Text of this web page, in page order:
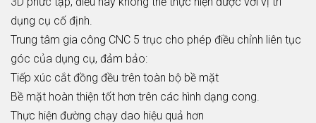
dụng cụ cố định.
Trung tâm gia công CNC 5 trục cho phép điều chỉnh liên tục
góc của dụng cụ, đảm bảo:
Tiếp xúc cắt đồng đều trên toàn bộ bề mặt
Bề mặt hoàn thiện tốt hơn trên các hình dạng cong.
Thực hiện đường chạy dao hiệu quả hơn